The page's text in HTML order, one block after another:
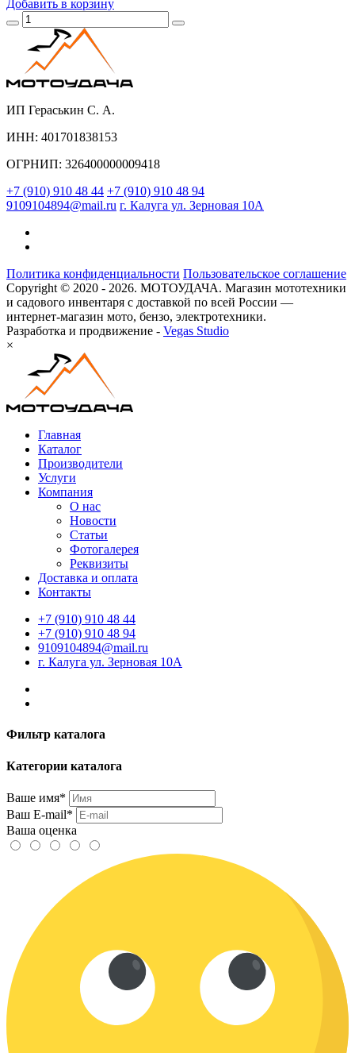
Добавить в корзину
ИП Гераськин С. А.
ИНН: 401701838153
ОГРНИП: 326400000009418
+7 (910) 910 48 44 +7 (910) 910 48 94
9109104894@mail.ru г. Калуга ул. Зерновая 10А
Политика конфиденциальности Пользовательское соглашение
Copyright © 2020 - 2026. МОТОУДАЧА. Магазин мототехники
и садового инвентаря с доставкой по всей России —
интернет-магазин мото, бензо, электротехники.
Разработка и продвижение - Vegas Studio
×
Главная
Каталог
Производители
Услуги
Компания
О нас
Новости
Статьи
Фотогалерея
Реквизиты
Доставка и оплата
Контакты
+7 (910) 910 48 44
+7 (910) 910 48 94
9109104894@mail.ru
г. Калуга ул. Зерновая 10А
Фильтр каталога
Категории каталога
Ваше имя*
Ваш E-mail*
Ваша оценка